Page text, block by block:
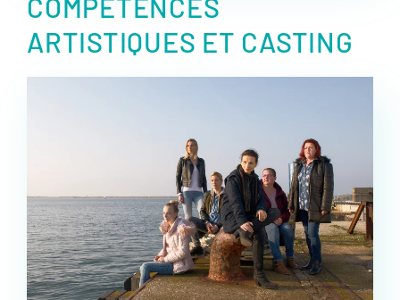
ARTISTIQUES ET CASTING